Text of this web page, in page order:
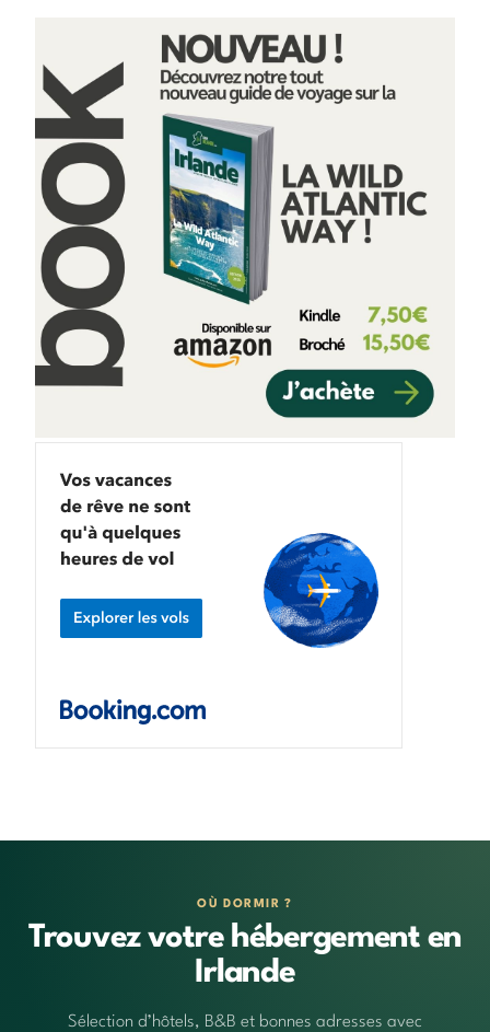
OÙ DORMIR ?
Trouvez votre hébergement en
Irlande
Sélection d’hôtels, B&B et bonnes adresses avec